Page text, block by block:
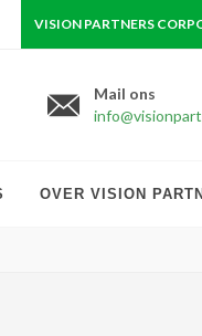
VISION PARTNERS
Mail ons
OVER VISION